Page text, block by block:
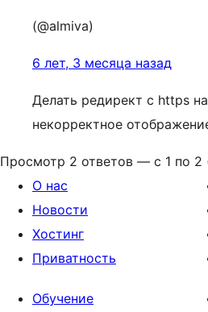
(@almiva)
6 лет, 3 месяца назад
Делать редирект с https
некорректное
Просмотр 2 ответов — с 1 по 2
О нас
Новости
Хостинг
Приватность
Обучение